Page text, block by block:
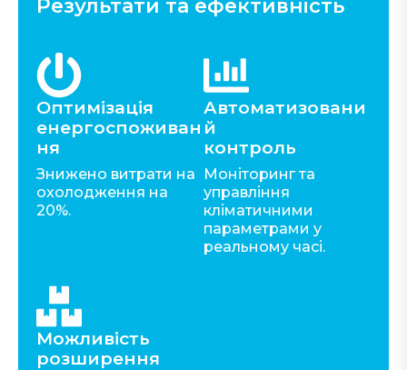
Результати та ефективність
Оптимізація
енергоспоживан
ня
Знижено витрати на
охолодження на
20%.
Автоматизовани
й
контроль
Моніторинг та
управління
кліматичними
параметрами у
реальному часі.
Можливість
розширення